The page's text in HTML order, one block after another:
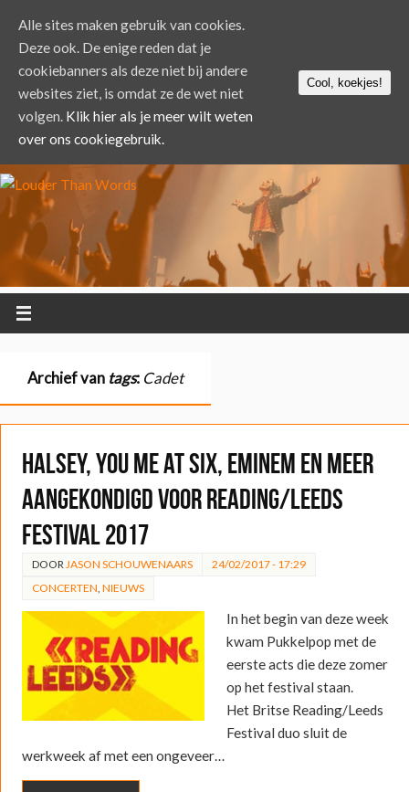
Archief van tags: Cadet
Halsey, You Me at Six, Eminem en meer
aangekondigd voor Reading/Leeds
Festival 2017
DOOR JASON SCHOUWENAARS
24/02/2017 - 17:29
CONCERTEN NIEUWS
In het begin van deze week
kwam Pukkelpop met de
eerste acts die deze zomer
op het festival staan.
Het Britse Reading/Leeds
Festival duo sluit de
werkweek af met een ongeveer…
Alle sites maken gebruik van cookies.
Deze ook. De enige reden dat je
cookiebanners als deze niet bij andere
websites ziet, is omdat ze de wet niet
volgen. Klik hier als je meer wilt weten
over ons cookiegebruik.
Cool, koekjes!